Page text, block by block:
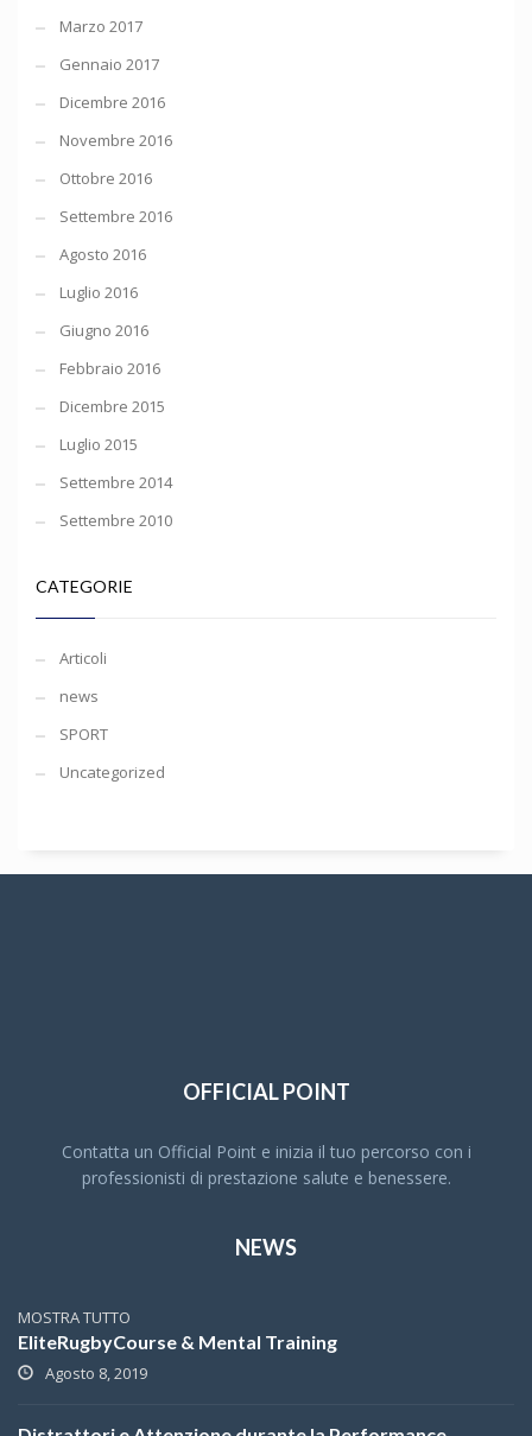
Marzo 2017
Gennaio 2017
Dicembre 2016
Novembre 2016
Ottobre 2016
Settembre 2016
Agosto 2016
Luglio 2016
Giugno 2016
Febbraio 2016
Dicembre 2015
Luglio 2015
Settembre 2014
Settembre 2010
CATEGORIE
Articoli
news
SPORT
Uncategorized
OFFICIAL POINT
Contatta un Official Point e inizia il tuo percorso con i
professionisti di prestazione salute e benessere.
NEWS
MOSTRA TUTTO
EliteRugbyCourse & Mental Training
Agosto 8, 2019